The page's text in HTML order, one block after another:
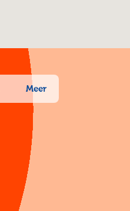
Meer